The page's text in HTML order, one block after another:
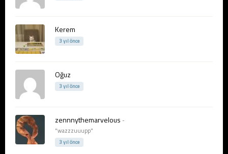
Kerem
3 yıl önce
Oğuz
3 yıl önce
zennnythemarvelous -
"wazzzuuupp"
3 yıl önce